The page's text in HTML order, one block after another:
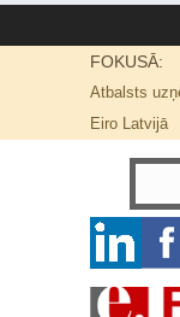
FOKUSĀ:
Atbalsts
Eiro Latvijā